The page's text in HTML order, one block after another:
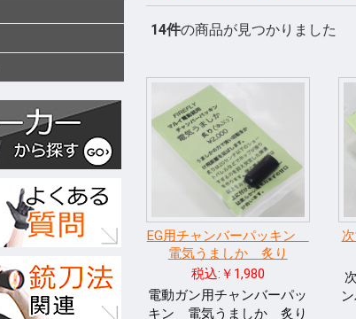
国内 東京
KSC
マル
タナカ
マル
ハー
クラ
KTW
タニ
BWC
ショ
エラン
KM企
キャ
パン
R.C.C.
ガン
ガン
ト
メデ
ファ
オプ
G-
エス
ET-1
プロ
イー
ライ
モッジ
ノー
マッ
M W
フリ
ライト
Cー
ファ
TOP
宮川
レザ
ZEKE
GAW
ガン
国内
海外 Guns
COW
Anvil
WE-
NOVA
Prime
RA-
KJ
BOLT
G&G
VFC
AIP
T8
W I I
Ace-1
AABB
C&C
SAPH
FMA
海外
実銃用品 コルト
ベレ
スミ
グロ
VZ
LOK
HKS
実銃
他
ガス ブローバック マシン
ガス SMG ライフル
ガス リボルバ
ガス 他
電動 次世代
電動 ハイサイクル
電動ガン
電動 SMG
電動 ハンドガン
エアーコッキング
エアーライフル SMG
CO2 ガスガン
モデルガン リボルバ
モデルガン オート
モデルガン 長物
金属モデルガン
キットモデルガン
競技用銃(販売登録品)
ショットガン
海外製 電動ガン
海外製 GBB ライフル
海外製 GBB ハンドガン
キットエアガン
グレネードランチャ
グレネード弾
ガスガンアクセサリー
エアガンアクセサリー
電動ガンアクセサリー
モデルガンアクセサリ
汎用アクセサリー(純正)
ガスガンスペアマガジ
エアガンスペアマガジ
電動ガンスペアマガジ
モデルガンスペアマガ
グリップ オート
リボル
グリップ(実銃用) その他
HOGUE
外装カスタムパーツ マルイ
マルイ
アウタ
内部カスタムパーツ マルイ
マルイ
ゴムパ
ガスガ
電動ガ
エアー
ディテールアップパー
バッテリー・充電器
電動ガン用 カスタムパ
ダミーカート
モデルガン カスタムパ
照準器 ドット
スコー
照準器周辺
サイレンサー
ライト・レーザー
トレーサー
ホルスター(革)
ホルスター(樹脂)
ホルスター(ナイロン) オート
リボル
その他
ポーチ類
ケース類
メンテナンス
消耗品 ガス BB弾
工具
塗装・仕上げ
汎用アクセサリー
シューティング用品
ガンスタンド
プロテクション
18才未満用
18才未満用品
カスタムガン ガスブ
モデル
その他
特価品 アクセ
モデル
エアー
処分品
14件の商品が見つかりました
EG用チャンバーパッキン
電気うましか 炙り
税込:￥1,980
電動ガン用チャンバーパッ
キン 電気うましか 炙り